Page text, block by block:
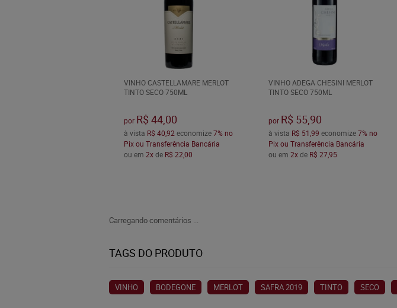
VINHO CASTELLAMARE MERLOT
TINTO SECO 750ML
por R$ 44,00
à vista R$ 40,92economize7% no
Pix ou Transferência Bancária
ou em 2xde R$ 22,00
VINHO ADEGA CHESINI MERLOT
TINTO SECO 750ML
por R$ 55,90
à vista R$ 51,99 economize7% no
Pix ou Transferência Bancária
ou em 2xde R$ 27,95
Carregando comentários ...
TAGS DO PRODUTO
VINHO BODEGONE MERLOT SAFRA 2019 TINTO SECO